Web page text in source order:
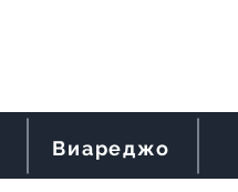
Виареджо